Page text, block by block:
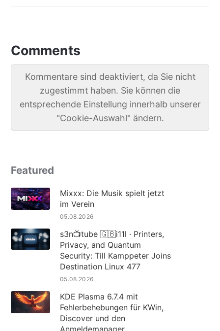
Comments
Kommentare sind deaktiviert, da Sie nicht
zugestimmt haben. Sie können die
entsprechende Einstellung innerhalb unserer
"Cookie-Auswahl" ändern.
Featured
Mixxx: Die Musik spielt jetzt
im Verein
05.08.2026
s3n📺tube 🇬🇧i11l · Printers,
Privacy, and Quantum
Security: Till Kamppeter Joins
Destination Linux 477
05.08.2026
KDE Plasma 6.7.4 mit
Fehlerbehebungen für KWin,
Discover und den
Anmeldemanager